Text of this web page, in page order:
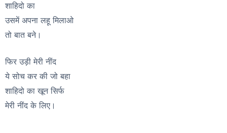
शाहिदो का
उसमें अपना लहू मिलाओ
तो बात बने।
फिर उड़ी मेरी नींद
ये सोच कर की जो बहा
शाहिदो का खून सिर्फ
मेरी नींद के लिए।